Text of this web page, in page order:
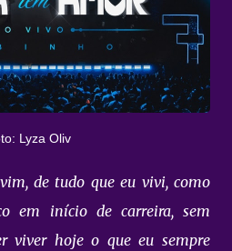
Lyza Oliv
de tudo que eu vivi, como
em início de carreira, sem
viver hoje o que eu sempre